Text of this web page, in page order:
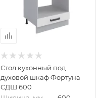
Стол кухонный под
духовой шкаф Фортуна
СДШ 600